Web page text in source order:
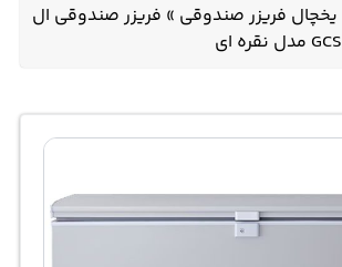
یخچال فریزر صندوقی » فریزر صندوقی ال